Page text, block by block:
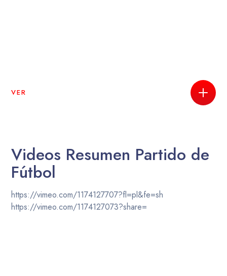
VER
Videos Resumen Partido de
Fútbol
https://vimeo.com/1174127707?fl=pl&fe=sh
https://vimeo.com/1174127073?share=